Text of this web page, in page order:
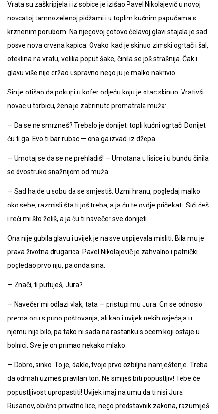
Vrata su zaškripjela i iz sobice je izišao Pavel Nikolajevič u novoj
novcatoj tamnozelenoj pidžami i u toplim kućnim papučama s
krznenim porubom. Na njegovoj gotovo ćelavoj glavi stajala je sad
posve nova crvena kapica. Ovako, kad je skinuo zimski ogrtač i šal,
oteklina na vratu, velika poput šake, činila se još strašnija. Čak i
glavu više nije držao uspravno nego ju je malko nakrivio.
Sin je otišao da pokupi u kofer odjeću koju je otac skinuo. Vrativši
novac u torbicu, žena je zabrinuto promatrala muža:
— Da se ne smrzneš? Trebalo je donijeti topli kućni ogrtač. Donijet
ću ti ga. Evo ti bar rubac — ona ga izvadi iz džepa.
— Umotaj se da se ne prehladiš! — Umotana u lisice i u bundu činila
se dvostruko snažnijom od muža.
— Sad hajde u sobu da se smjestiš. Uzmi hranu, pogledaj malko
oko sebe, razmisli šta ti još treba, a ja ću te ovdje pričekati. Sići ćeš
i reći mi što želiš, a ja ću ti navečer sve donijeti.
Ona nije gubila glavu i uvijek je na sve uspijevala misliti. Bila mu je
prava životna drugarica. Pavel Nikolajevič je zahvalno i patnički
pogledao prvo nju, pa onda sina.
— Znači, ti putuješ, Jura?
— Navečer mi odlazi vlak, tata — pristupi mu Jura. On se odnosio
prema ocu s puno poštovanja, ali kao i uvijek nekih osjećaja u
njemu nije bilo, pa tako ni sada na rastanku s ocem koji ostaje u
bolnici. Sve je on primao nekako mlako.
— Dobro, sinko. To je, dakle, tvoje prvo ozbiljno namještenje. Treba
da odmah uzmeš pravilan ton. Ne smiješ biti popustljiv! Tebe će
popustljivost upropastiti! Uvijek imaj na umu da ti nisi Jura
Rusanov, obično privatno lice, nego predstavnik zakona, razumiješ